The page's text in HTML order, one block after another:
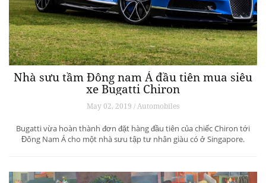
Nhà sưu tầm Đông nam Á đầu tiên mua siêu
xe Bugatti Chiron
May 02, 2019 / Automobiles
Bugatti vừa hoàn thành đơn đặt hàng đầu tiên của chiếc Chiron tới
Đông Nam Á cho một nhà sưu tập tư nhân giàu có ở Singapore.